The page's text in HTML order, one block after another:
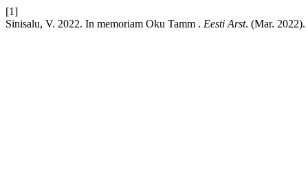
[1]
Sinisalu, V. 2022. In memoriam Oku Tamm . Eesti Arst. (Mar. 2022).